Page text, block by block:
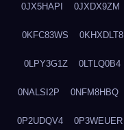
0JX5HAPI 0JXDX9ZM
0KFC83WS 0KHXDLT8
0LPY3G1Z 0LTLQ0B4
0NALSI2P 0NFM8HBQ
0P2UDQV4 0P3WEUER